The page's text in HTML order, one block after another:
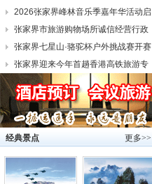
2026张家界峰林音乐季嘉年华活动启
幕
张家界市旅游购物场所诚信经营行政
约谈
张家界七星山·骆驼杯户外挑战赛开赛
张家界迎来今年首趟香港高铁旅游专
列
更多>>
经典景点